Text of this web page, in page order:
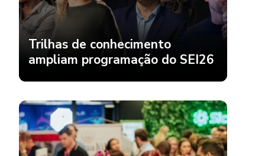
Trilhas de conhecimento
ampliam programação do SEI26